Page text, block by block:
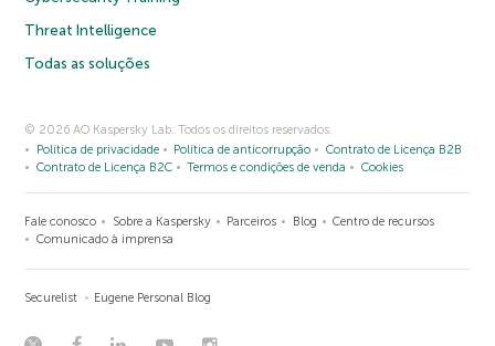
Threat Intelligence
Todas as soluções
© 2026 AO Kaspersky Lab. Todos os direitos reservados.
Política de privacidade
Política de anticorrupção
Contrato de Licença B2B
Contrato de Licença B2C
Termos e condições de venda Cookies
Fale conosco Sobre a Kaspersky Parceiros Blog
Centro de recursos
Comunicado à imprensa
Securelist Eugene Personal Blog